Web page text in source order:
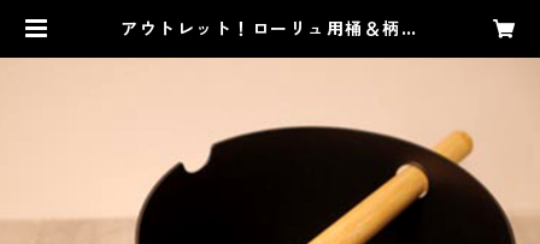
アウトレット！ローリュ用桶＆柄杓